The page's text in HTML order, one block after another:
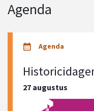
Agenda
27 augustus